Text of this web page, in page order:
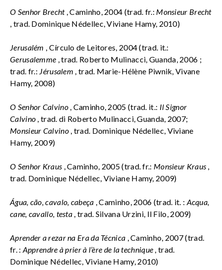
O Senhor Brecht , Caminho, 2004 (trad. fr.: Monsieur Brecht
, trad. Dominique Nédellec, Viviane Hamy, 2010)
Jerusalém , Círculo de Leitores, 2004 (trad. it.:
Gerusalemme , trad. Roberto Mulinacci, Guanda, 2006 ;
trad. fr.: Jérusalem , trad. Marie-Hélène Piwnik, Vivane
Hamy, 2008)
O Senhor Calvino , Caminho, 2005 (trad. it.: Il Signor
Calvino , trad. di Roberto Mulinacci, Guanda, 2007;
Monsieur Calvino , trad. Dominique Nédellec, Viviane
Hamy, 2009)
O Senhor Kraus , Caminho, 2005 (trad. fr.: Monsieur Kraus ,
trad. Dominique Nédellec, Viviane Hamy, 2009)
Água, cão, cavalo, cabeça , Caminho, 2006 (trad. it. : Acqua,
cane, cavallo, testa , trad. Silvana Urzini, Il Filo, 2009)
Aprender a rezar na Era da Técnica , Caminho, 2007 (trad.
fr. : Apprendre à prier à l’ère de la technique , trad.
Dominique Nédellec, Viviane Hamy, 2010)